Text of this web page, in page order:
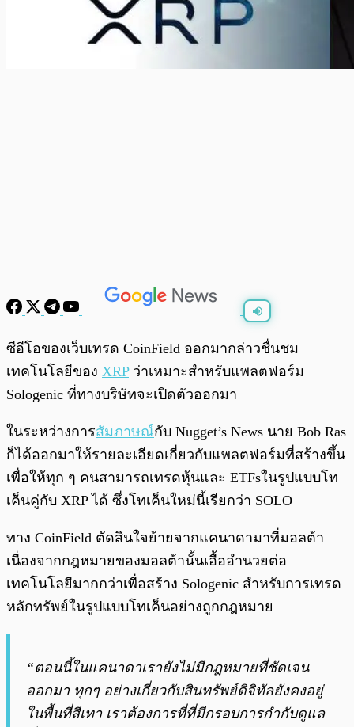
พร้อมเล่น 0:00
ซีอีโอของเว็บเทรด CoinField ออกมากล่าวชื่นชม
เทคโนโลยีของ XRPว่าเหมาะสำหรับแพลตฟอร์ม
Sologenic ที่ทางบริษัทจะเปิดตัวออกมา
ในระหว่างการสัมภาษณ์กับ Nugget’s News นาย Bob Ras
ก็ได้ออกมาให้รายละเอียดเกี่ยวกับแพลตฟอร์มที่สร้างขึ้น
เพื่อให้ทุก ๆ คนสามารถเทรดหุ้นและ ETFsในรูปแบบโท
เค็นคู่กับ XRP ได้ ซึ่งโทเค็นใหม่นี้เรียกว่า SOLO
ทาง CoinField ตัดสินใจย้ายจากแคนาดามาที่มอลต้า
เนื่องจากกฎหมายของมอลต้านั้นเอื้ออำนวยต่อ
เทคโนโลยีมากกว่าเพื่อสร้าง Sologenic สำหรับการเทรด
หลักทรัพย์ในรูปแบบโทเค็นอย่างถูกกฎหมาย
“ตอนนี้ในแคนาดาเรายังไม่มีกฎหมายที่ชัดเจน
ออกมา ทุกๆ อย่างเกี่ยวกับสินทรัพย์ดิจิทัลยังคงอยู่
ในพื้นที่สีเทา เราต้องการที่ที่มีกรอบการกำกับดูแล